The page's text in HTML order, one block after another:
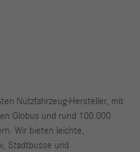
Nutzfahrzeug-Hersteller, mit
Globus und rund 100.000
Wir bieten leichte,
Stadtbusse und